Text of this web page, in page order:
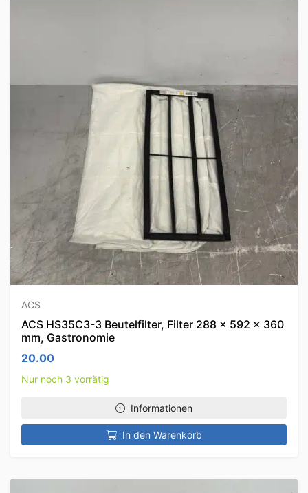
ACS
ACS HS35C3-3 Beutelfilter, Filter 288 x 592 x 360
mm, Gastronomie
20.00
Nur noch 3 vorrätig
Informationen
In den Warenkorb